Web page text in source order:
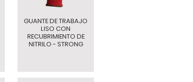
GUANTE DE TRABAJO
LISO CON
RECUBRIMIENTO DE
NITRILO - STRONG